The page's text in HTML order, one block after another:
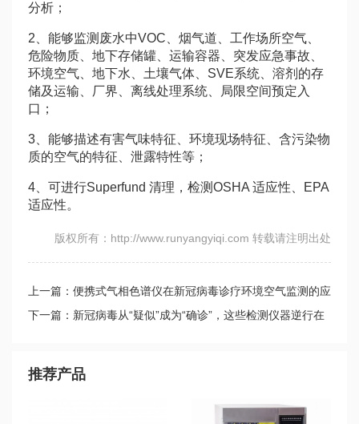
分析；
2、能够监测废水中VOC、烟气道、工作场所空气、
危险物质、地下存储罐、运输容器、突发应急事故、
环境空气、地下水、土壤气体、SVE系统、溶剂的存
储及运输、厂界、离线处理系统、局限空间预定入
口；
3、能够描述有害气味特征、环境现场特征、含污染物
质的空气的特征、泄露特性等；
4、可进行Superfund 清理，检测OSHA 适应性、EPA
适应性。
版权所有：http://www.runyangyiqi.com 转载请注明出处
上一篇：便携式气相色谱仪在新冠病毒诊疗环境空气监测的应
用
下一篇：新冠病毒从“疑似”成为“确诊”，这些检测仪器逆行在
推荐产品